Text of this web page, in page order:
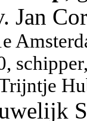
Jan